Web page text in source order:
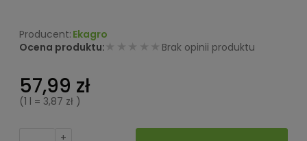
Ekagro
Ocena produktu: ★★★★★ Brak opinii produktu
57,99 zł
(1 l = 3,87 zł )
+